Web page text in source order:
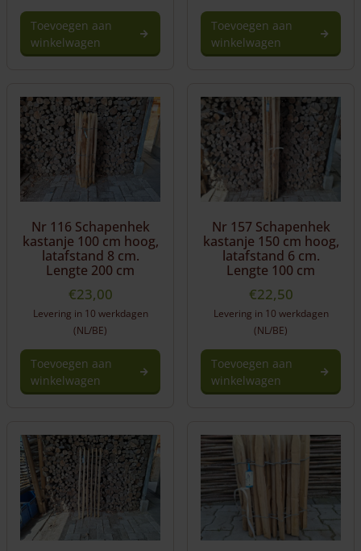
Toevoegen aan
winkelwagen
Toevoegen aan
winkelwagen
Nr 116 Schapenhek
kastanje 100 cm hoog,
latafstand 8 cm.
Lengte 200 cm
€23,00
Levering in 10 werkdagen
(NL/BE)
Toevoegen aan
winkelwagen
Nr 157 Schapenhek
kastanje 150 cm hoog,
latafstand 6 cm.
Lengte 100 cm
€22,50
Levering in 10 werkdagen
(NL/BE)
Toevoegen aan
winkelwagen